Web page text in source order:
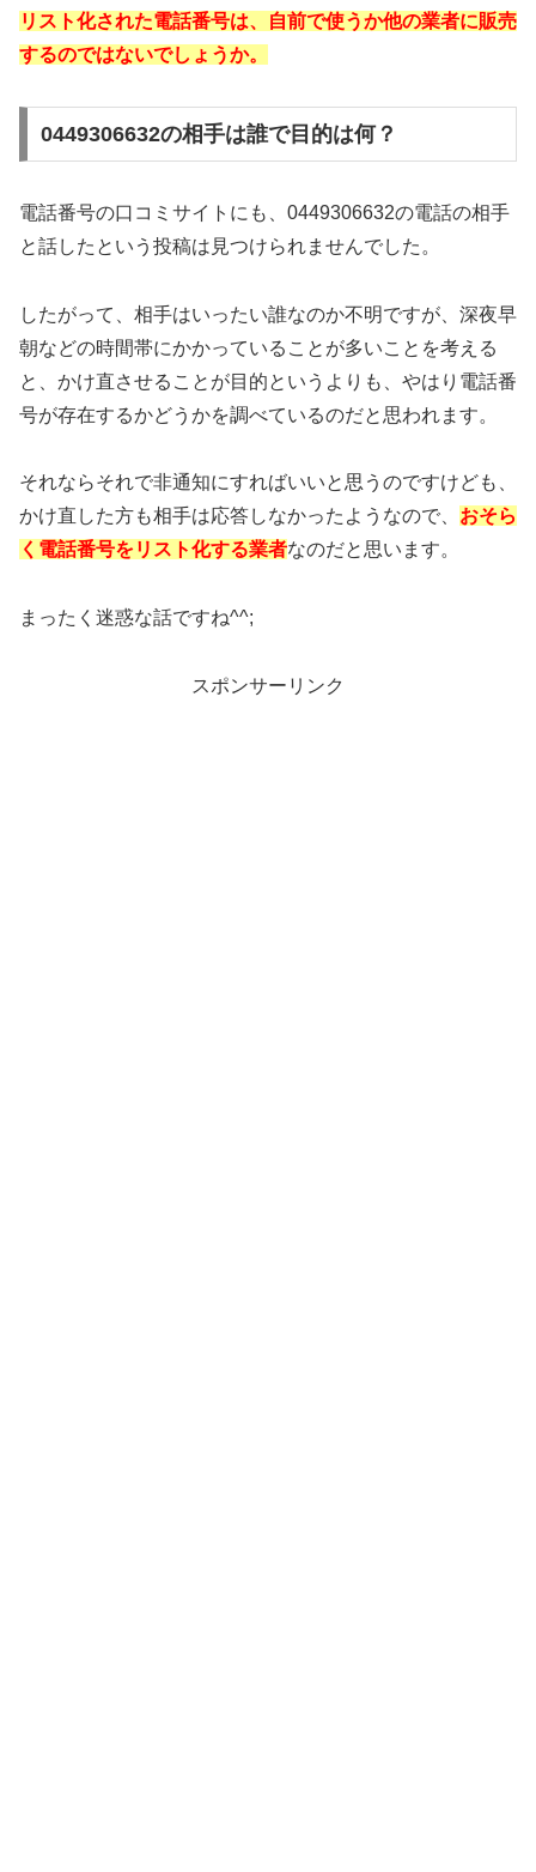
リスト化された電話番号は、自前で使うか他の業者に販売
するのではないでしょうか。
0449306632の相手は誰で目的は何？
電話番号の口コミサイトにも、0449306632の電話の相手
と話したという投稿は見つけられませんでした。
したがって、相手はいったい誰なのか不明ですが、深夜早
朝などの時間帯にかかっていることが多いことを考える
と、かけ直させることが目的というよりも、やはり電話番
号が存在するかどうかを調べているのだと思われます。
それならそれで非通知にすればいいと思うのですけども、
かけ直した方も相手は応答しなかったようなので、 おそら
く電話番号をリスト化する業者なのだと思います。
まったく迷惑な話ですね^^;
スポンサーリンク